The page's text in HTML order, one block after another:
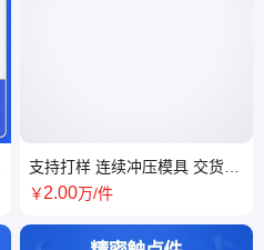
支持打样 连续冲压模具 交货快
捷 钣金量产配套
￥2.00万/件